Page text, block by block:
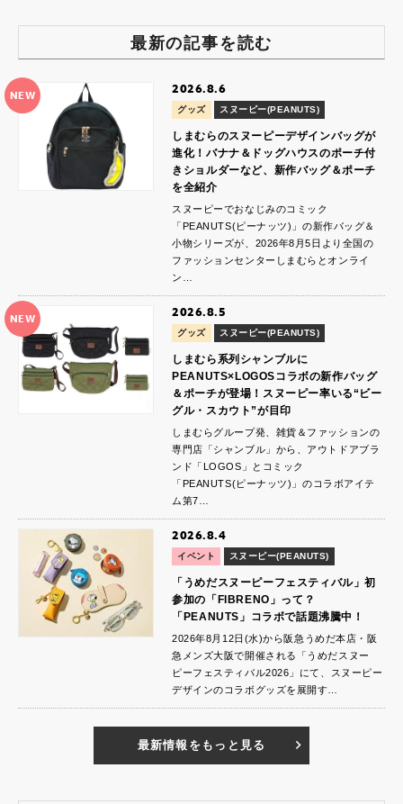
最新の記事を読む
NEW 2026.8.6
グッズ スヌーピー(PEANUTS)
しまむらのスヌーピーデザインバッグが
進化！バナナ＆ドッグハウスのポーチ付
きショルダーなど、新作バッグ＆ポーチ
を全紹介
スヌーピーでおなじみのコミック
「PEANUTS(ピーナッツ)」の新作バッグ＆
小物シリーズが、2026年8月5日より全国の
ファッションセンターしまむらとオンライ
ン…
NEW 2026.8.5
グッズ スヌーピー(PEANUTS)
しまむら系列シャンブルに
PEANUTS×LOGOSコラボの新作バッグ
＆ポーチが登場！スヌーピー率いる“ビー
グル・スカウト”が目印
しまむらグループ発、雑貨＆ファッションの
専門店「シャンブル」から、アウトドアブラ
ンド「LOGOS」とコミック
「PEANUTS(ピーナッツ)」のコラボアイテ
ム第7…
2026.8.4
イベント スヌーピー(PEANUTS)
「うめだスヌーピーフェスティバル」初
参加の「FIBRENO」って？
「PEANUTS」コラボで話題沸騰中！
2026年8月12日(水)から阪急うめだ本店・阪
急メンズ大阪で開催される「うめだスヌー
ピーフェスティバル2026」にて、スヌーピー
デザインのコラボグッズを展開す…
最新情報をもっと見る